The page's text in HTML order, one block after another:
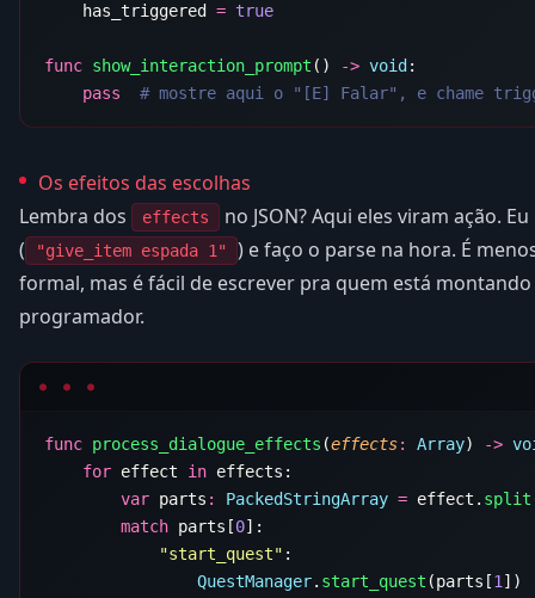
    has_triggered
=
func show_interaction_prompt () -> void
    pass
Os efeitos das escolhas
Lembra dos
effects
no JSON? Aqui eles viram ação.
(
"give_item espada 1"
) e faço o parse na hora. É
formal, mas é fácil de escrever pra quem está
programador.
func process_dialogue_effects (effects: Array) ->
    for
effect in
        var
parts : PackedStringArray = effect. split
        match
parts[0
            "start_quest"
                QuestManager
. start_quest (parts[1